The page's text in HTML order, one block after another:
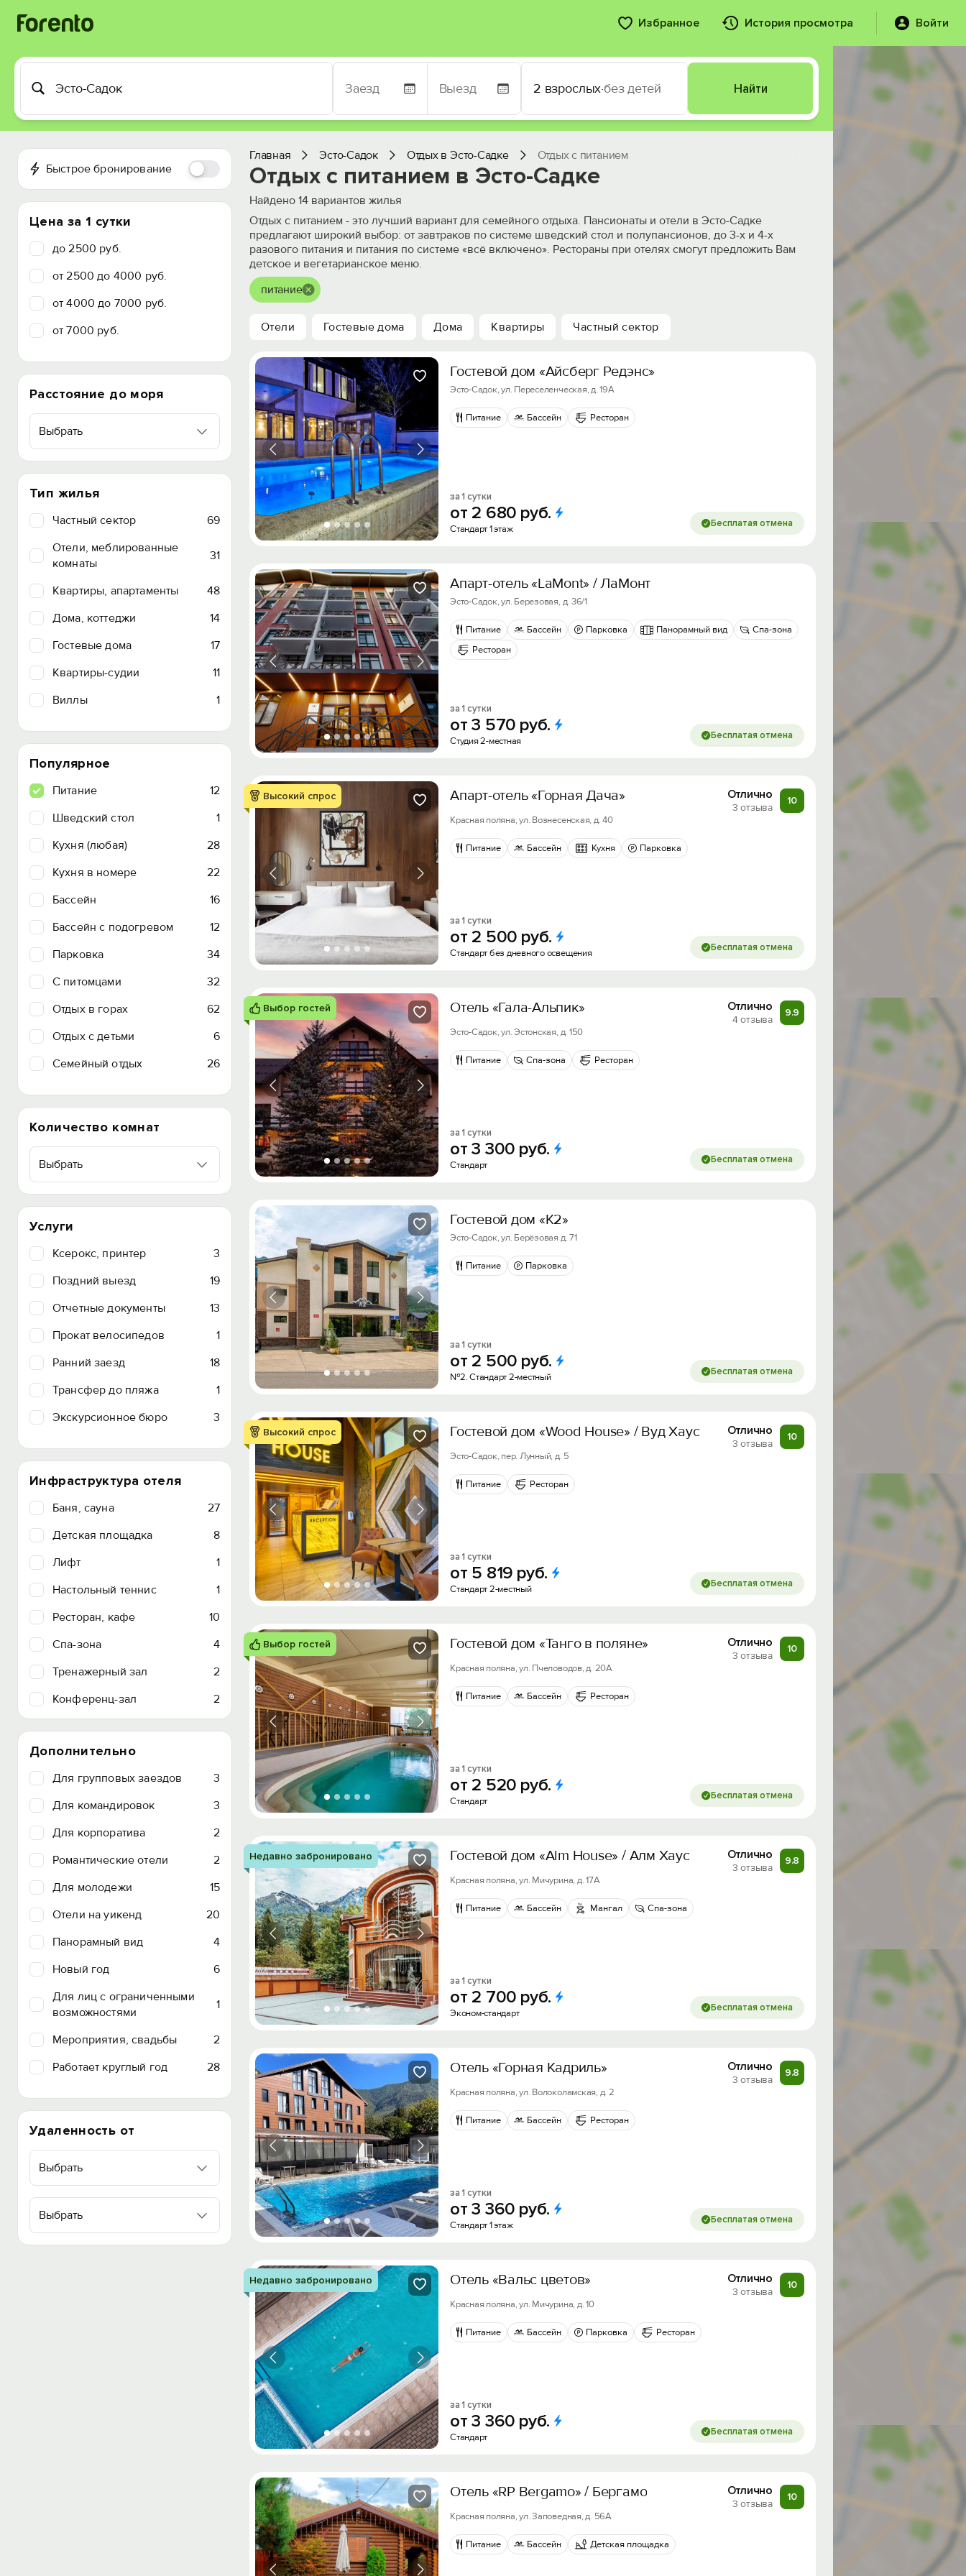
Избранное История просмотра Войти
2 взрослых·без детей Найти
Быстрое бронирование
Цена за 1 сутки
до 2500 руб.
от 2500 до 4000 руб.
от 4000 до 7000 руб.
от 7000 руб.
Расстояние до моря
Выбрать
Тип жилья
Частный сектор
69
Отели, меблированные
комнаты
31
Квартиры, апартаменты
48
Дома, коттеджи
14
Гостевые дома
17
Квартиры-судии
11
Виллы
1
Популярное
Питание
12
Шведский стол
1
Кухня (любая)
28
Кухня в номере
22
Бассейн
16
Бассейн с подогревом
12
Парковка
34
C питомцами
32
Отдых в горах
62
Отдых с детьми
6
Семейный отдых
26
Количество комнат
Выбрать
Услуги
Ксерокс, принтер
3
Поздний выезд
19
Отчетные документы
13
Прокат велосипедов
1
Ранний заезд
18
Трансфер до пляжа
1
Экскурсионное бюро
3
Инфраструктура отеля
Баня, сауна
27
Детская площадка
8
Лифт
1
Настольный теннис
1
Ресторан, кафе
10
Спа-зона
4
Тренажерный зал
2
Конференц-зал
2
Дополнительно
Для групповых заездов
3
Для командировок
3
Для корпоратива
2
Романтические отели
2
Для молодежи
15
Отели на уикенд
20
Панорамный вид
4
Новый год
6
Для лиц с ограниченными
возможностями
1
Мероприятия, свадьбы
2
Работает круглый год
28
Удаленность от
Выбрать
Выбрать
Главная Эсто-Садок Отдых в Эсто-Садке Отдых с питанием
Отдых с питанием в Эсто-Садке
Найдено 14 вариантов жилья
Отдых с питанием - это лучший вариант для семейного отдыха. Пансионаты и отели в Эсто-Садке
предлагают широкий выбор: от завтраков по системе шведский стол и полупансионов, до 3-х и 4-х
разового питания и питания по системе «всё включено». Рестораны при отелях смогут предложить Вам
детское и вегетарианское меню.
питание
Отели Гостевые дома Дома Квартиры Частный сектор
Гостевой дом «Айсберг Редэнс»
Эсто-Садок, ул. Переселенческая, д. 19А
Питание Бассейн Ресторан
за 1 сутки
от 2 680 руб.
Стандарт 1 этаж Бесплатая отмена
Апарт-отель «LaMont» / ЛaМонт
Эсто-Садок, ул. Березовая, д. 36/1
Питание Бассейн Парковка Панорамный вид
Спа-зона
Ресторан
за 1 сутки
от3 570 руб.
Студия 2-местная Бесплатая отмена
Высокий спрос Апарт-отель «Горная Дача» Отлично
3 отзыва
10
Красная поляна, ул. Вознесенская, д. 40
Питание Бассейн Кухня Парковка
за 1 сутки
от 2 500 руб.
Стандарт без дневного освещения Бесплатая отмена
Выбор гостей Отель «Гала-Альпик» Отлично
4 отзыва
9.9
Эсто-Садок, ул. Эстонская, д. 150
Питание Спа-зона Ресторан
за 1 сутки
от3 300 руб.
Стандарт Бесплатая отмена
Гостевой дом «К2»
Эсто-Садок, ул. Берёзовая д. 71
Питание Парковка
за 1 сутки
от 2 500 руб.
№2. Стандарт 2-местный Бесплатая отмена
Высокий спрос Гостевой дом «Wood House» / Вуд Хаус Отлично
3 отзыва
10
Эсто-Садок, пер. Лунный, д. 5
Питание Ресторан
за 1 сутки
от 5 819 руб.
Стандарт 2-местный Бесплатая отмена
Выбор гостей Гостевой дом «Танго в поляне» Отлично
3 отзыва
10
Красная поляна, ул. Пчеловодов, д. 20А
Питание Бассейн Ресторан
за 1 сутки
от 2 520 руб.
Стандарт Бесплатая отмена
Недавно забронировано Гостевой дом «Alm House» / Алм Хаус Отлично
3 отзыва
9.8
Красная поляна, ул. Мичурина, д. 17А
Питание Бассейн Мангал Спа-зона
за 1 сутки
от 2 700 руб.
Эконом-стандарт Бесплатая отмена
Отель «Горная Кадриль» Отлично
3 отзыва
9.8
Красная поляна, ул. Волоколамская, д. 2
Питание Бассейн Ресторан
за 1 сутки
от3 360 руб.
Стандарт 1 этаж Бесплатая отмена
Недавно забронировано Отель «Вальс цветов» Отлично
3 отзыва
10
Красная поляна, ул. Мичурина, д. 10
Питание Бассейн Парковка Ресторан
за 1 сутки
от3 360 руб.
Стандарт Бесплатая отмена
Отель «RP Bergamo» / Бергамо Отлично
3 отзыва
10
Красная поляна, ул. Заповедная, д. 56А
Питание Бассейн Детская площадка